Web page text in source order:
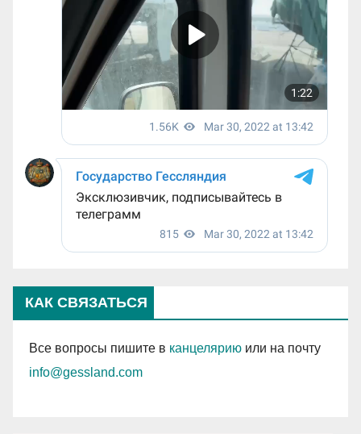
КАК СВЯЗАТЬСЯ
Все вопросы пишите в канцелярию или на почту
info@gessland.com